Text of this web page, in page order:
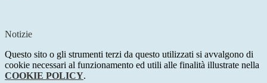
Notizie
Questo sito o gli strumenti terzi da questo utilizzati si avvalgono di
cookie necessari al funzionamento ed utili alle finalità illustrate nella
COOKIE POLICY.